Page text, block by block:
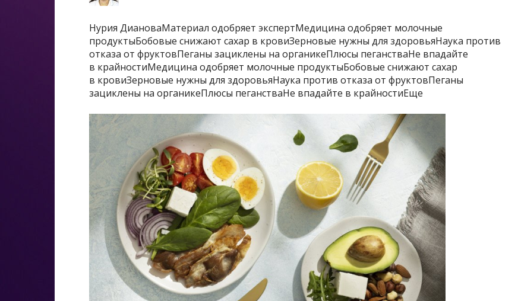
Нурия ДиановаМатериал одобряет экспертМедицина одобряет молочные
продуктыБобовые снижают сахар в кровиЗерновые нужны для здоровьяНаука против
отказа от фруктовПеганы зациклены на органикеПлюсы пеганстваНе впадайте
в крайностиМедицина одобряет молочные продуктыБобовые снижают сахар
в кровиЗерновые нужны для здоровьяНаука против отказа от фруктовПеганы
зациклены на органикеПлюсы пеганстваНе впадайте в крайностиЕще